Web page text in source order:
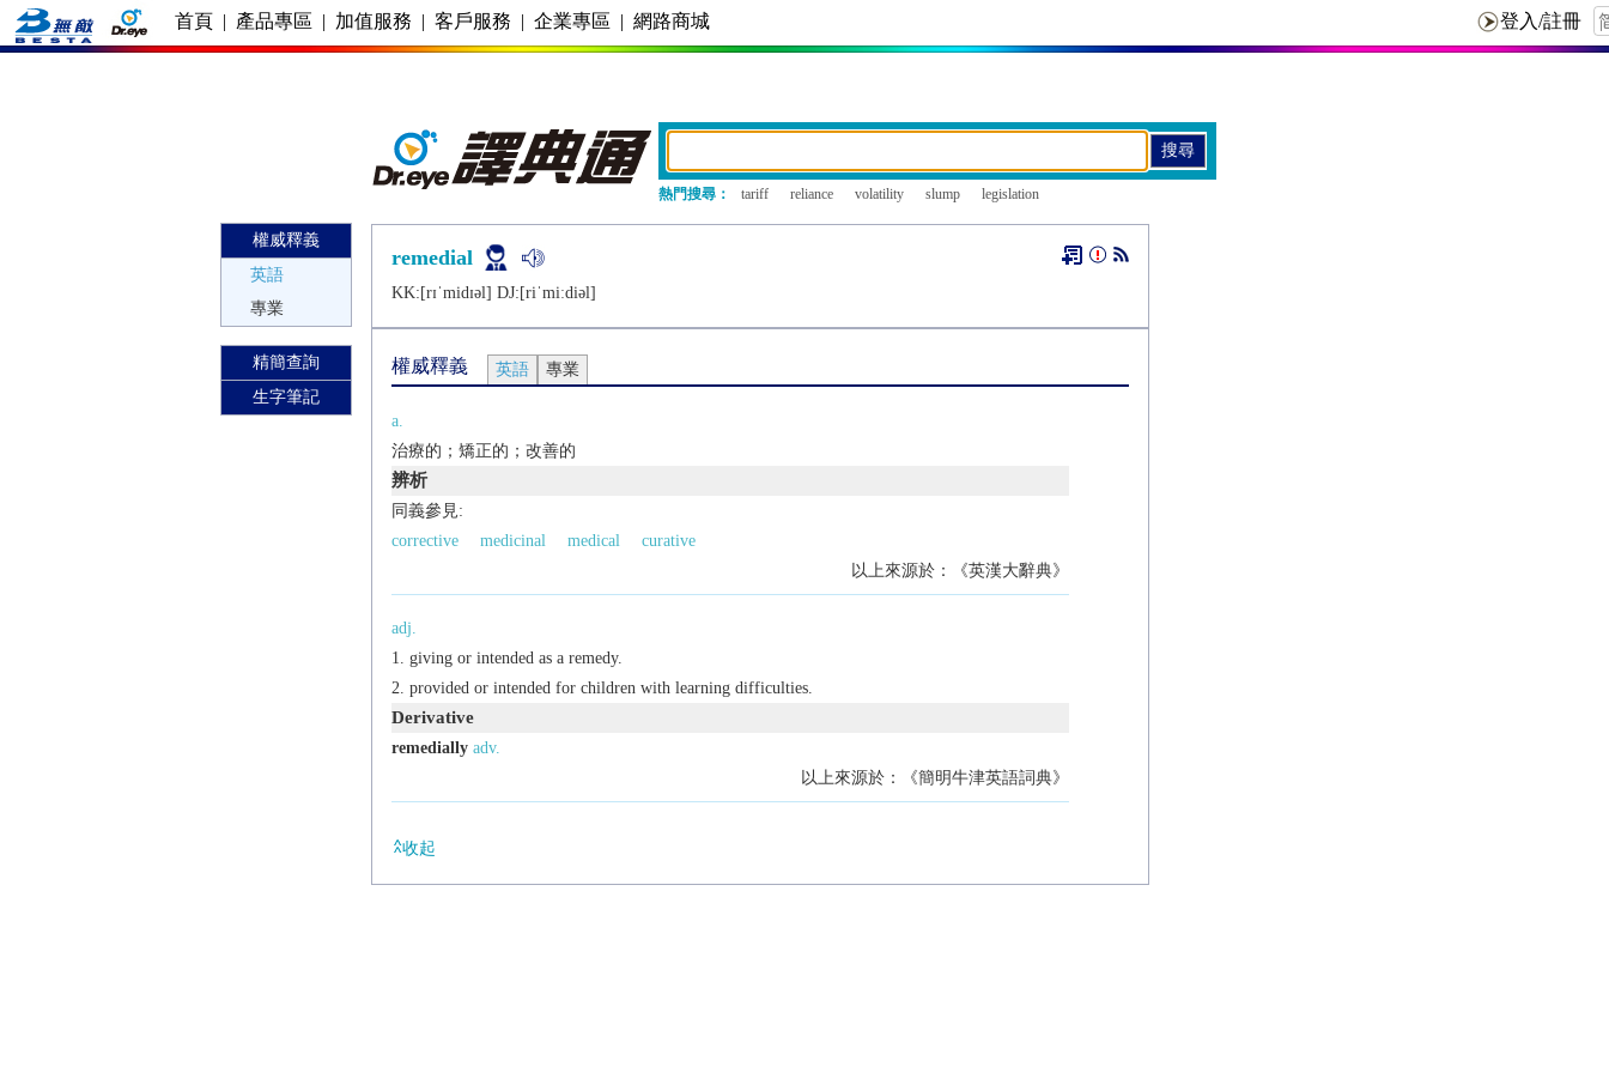
首頁 | 產品專區 | 加值服務 | 客戶服務 | 企業專區 | 網路商城
熱門搜尋： tariff reliance volatility slump legislation
權威釋義
英語
專業
精簡查詢
生字筆記
remedial
KK:[rɪˈmidɪǝl] DJ:[riˈmiːdiǝl]
權威釋義 英語 專業
a.
治療的；矯正的；改善的
辨析
同義參見:
corrective
medicinal medical
curative
以上來源於：《英漢大辭典》
adj.
giving or intended as a remedy.
provided or intended for children with learning difficulties.
Derivative
remedially adv.
以上來源於：《簡明牛津英語詞典》
收起